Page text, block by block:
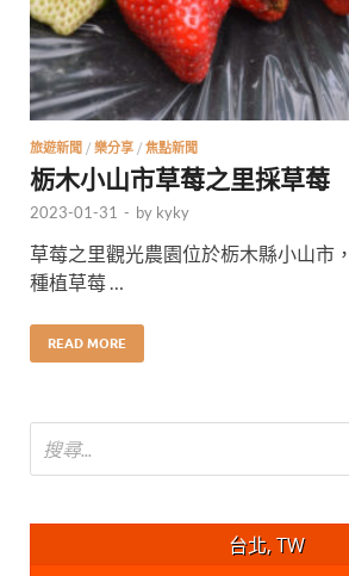
旅遊新聞 / 樂分享 / 焦點新聞
栃木小山市草莓之里採草莓
2023-01-31 - by kyky
草莓之里觀光農園位於栃木縣小山市
種植草莓 …
READ MORE
台北, TW